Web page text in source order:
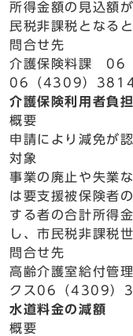
所得金額の見込額
民税非課税となる
問合せ先
介護保険料課 06
06（4309）
介護保険利用者負
概要
申請により減免が
対象
事業の廃止や失業
は要支援被保険者
する者の合計所得
し、市民税非課税
問合せ先
高齢介護室給付
クス06（4309）
水道料金の減額
概要